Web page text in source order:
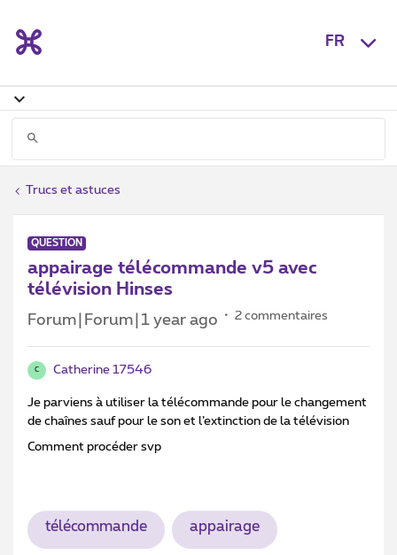
FR
Trucs et astuces
QUESTION
appairage télécommande v5 avec
télévision Hinses
Forum|Forum|1 year ago 2 commentaires
C Catherine 17546
Je parviens à utiliser la télécommande pour le changement
de chaînes sauf pour le son et l’extinction de la télévision
Comment procéder svp
télécommande appairage